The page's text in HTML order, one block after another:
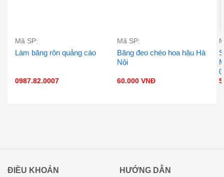
Mã SP:
Làm băng rôn quảng cáo
0987.82.0007
Mã SP:
Băng đeo chéo hoa hậu Hà
Nội
60.000 VNĐ
ĐIỀU KHOẢN HƯỚNG DẪN